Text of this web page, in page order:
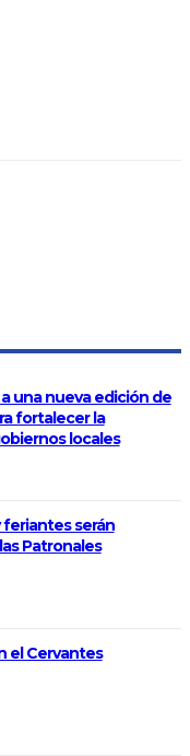
una nueva edición de
fortalecer la
locales
serán
Patronales
el Cervantes